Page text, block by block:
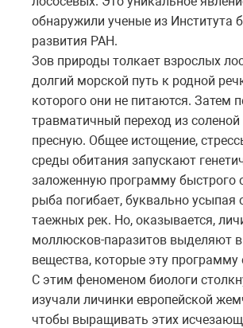
обнаружили ученые из Института
развития РАН.
Зов природы толкает взрослых
долгий морской путь к родной
которого они не питаются. Затем
травматичный переход из
пресную. Общее истощение,
среды обитания запускают
заложенную программу быстрого
рыба погибает, буквально усыпая
таежных рек. Но, оказывается,
моллюсков-паразитов выделяют
вещества, которые эту
С этим феноменом биологи
изучали личинки европейской
чтобы выращивать этих